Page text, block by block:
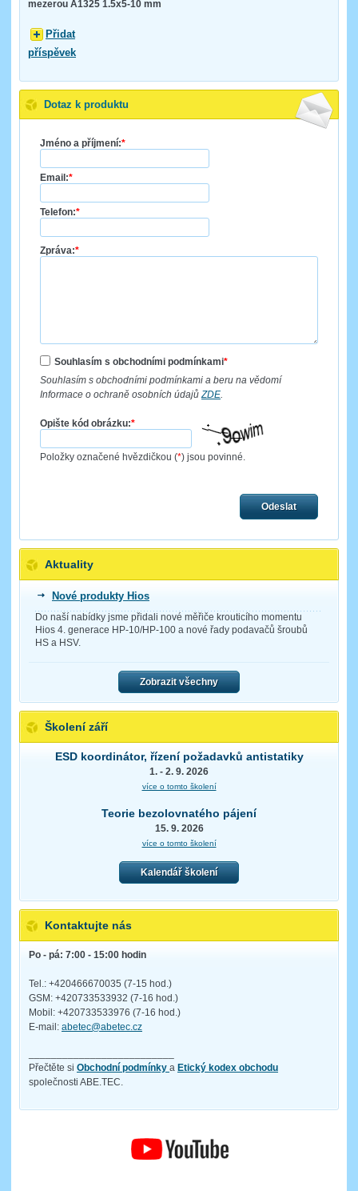
mezerou A1325 1.5x5-10 mm
Přidat
příspěvek
Dotaz k produktu
Jméno a příjmení:*
Email:*
Telefon:*
Zpráva:*
Souhlasím s obchodními podmínkami*
Souhlasím s obchodními podmínkami a beru na vědomí
Informace o ochraně osobních údajů ZDE
Opište kód obrázku:*
Položky označené hvězdičkou (*) jsou povinné.
Odeslat
Aktuality
Nové produkty Hios
Do naší nabídky jsme přidali nové měřiče krouticího momentu
Hios 4. generace HP-10/HP-100 a nové řady podavačů šroubů
HS a HSV.
Zobrazit všechny
Školení září
ESD koordinátor, řízení požadavků antistatiky
1. - 2. 9. 2026
více o tomto školení
Teorie bezolovnatého pájení
15. 9. 2026
více o tomto školení
Kalendář školení
Kontaktujte nás
Po - pá: 7:00 - 15:00 hodin
Tel.: +420466670035 (7-15 hod.)
GSM: +420733533932 (7-16 hod.)
Mobil: +420733533976 (7-16 hod.)
E-mail: abetec@abetec.cz
Přečtěte si Obchodní podmínky a Etický kodex obchodu
společnosti ABE.TEC.